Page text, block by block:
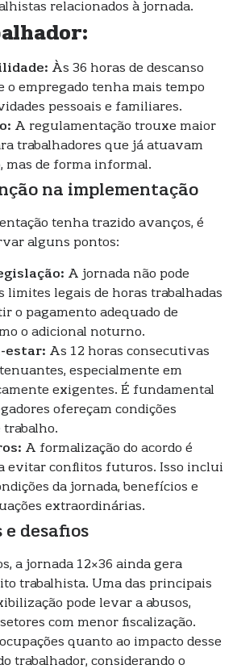
relacionados à jornada.
Às 36 horas de descanso
o empregado tenha mais tempo
pessoais e familiares.
A regulamentação trouxe maior
trabalhadores que já atuavam
mas de forma informal.
na implementação
tenha trazido avanços, é
alguns pontos:
A jornada não pode
limites legais de horas trabalhadas
o pagamento adequado de
o adicional noturno.
estar: As 12 horas consecutivas
especialmente em
exigentes. É fundamental
ofereçam condições
trabalho.
A formalização do acordo é
evitar conflitos futuros. Isso inclui
da jornada, benefícios e
extraordinárias.
desafios
a jornada 12×36 ainda gera
trabalhista. Uma das principais
pode levar a abusos,
com menor fiscalização.
quanto ao impacto desse
trabalhador, considerando o